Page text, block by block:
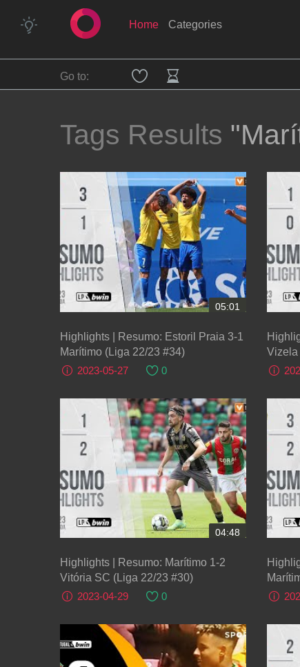
Home Categories
Go to:
Tags Results
05:01
Highlights | Resumo: Estoril Praia 3-1
Marítimo (Liga 22/23 #34)
2023-05-27
0
Vizela
04:48
Highlights | Resumo: Marítimo 1-2
Vitória SC (Liga 22/23 #30)
2023-04-29
0